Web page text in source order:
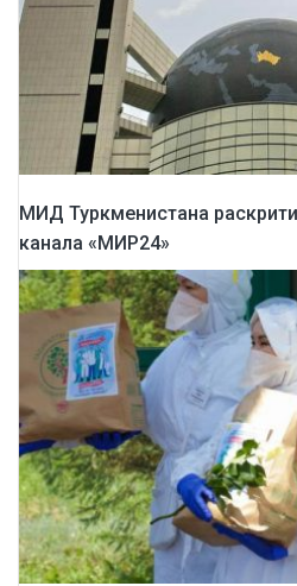
МИД Туркменистана
канала «МИР24»